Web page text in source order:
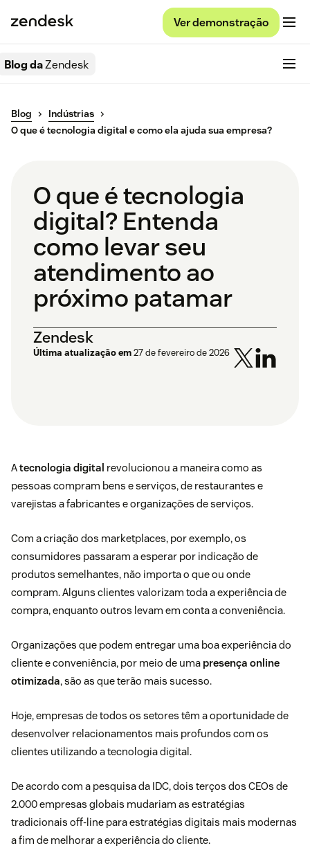
Ver demonstração
Blog daZendesk
Blog
Indústrias
O que é tecnologia digital e como ela ajuda sua empresa?
O que é tecnologia
digital? Entenda
como levar seu
atendimento ao
próximo patamar
Zendesk
Última atualização em27 de fevereiro de 2026
Atecnologia digital revolucionou a maneira como as
pessoas compram bens e serviços, de restaurantes e
varejistas a fabricantes e organizações de serviços.
Com a criação dos marketplaces, por exemplo, os
consumidores passaram a esperar por indicação de
produtos semelhantes, não importa o que ou onde
compram. Alguns clientes valorizam toda a experiência de
compra, enquanto outros levam em conta a conveniência.
Organizações que podem entregar uma boa experiência do
clientee conveniência, por meio de uma presença online
otimizada, são as que terão mais sucesso.
Hoje, empresas de todos os setores têm a oportunidade de
desenvolver relacionamentos mais profundos com os
clientes utilizando a tecnologia digital.
De acordo com a pesquisa da IDC, dois terços dos CEOs de
2.000 empresas globais mudariam as estratégias
tradicionais off-line para estratégias digitais mais modernas
a fim de melhorar a experiência do cliente.